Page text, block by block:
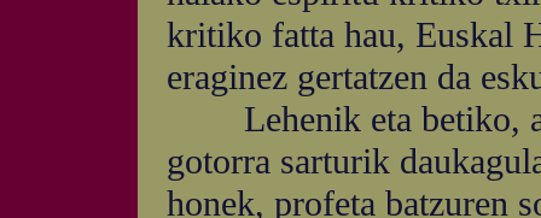
kritiko fatta hau, Euskal
eraginez gertatzen da
Lehenik eta betiko,
gotorra sarturik
honek, profeta batzuren